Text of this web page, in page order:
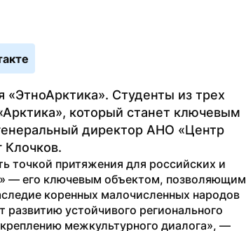
«ЭтноАрктика». Студенты из трех
который станет ключевым
директор АНО «Центр
Клочков.
точкой притяжения для российских и
— его ключевым объектом, позволяющим
коренных малочисленных народов
развитию устойчивого регионального